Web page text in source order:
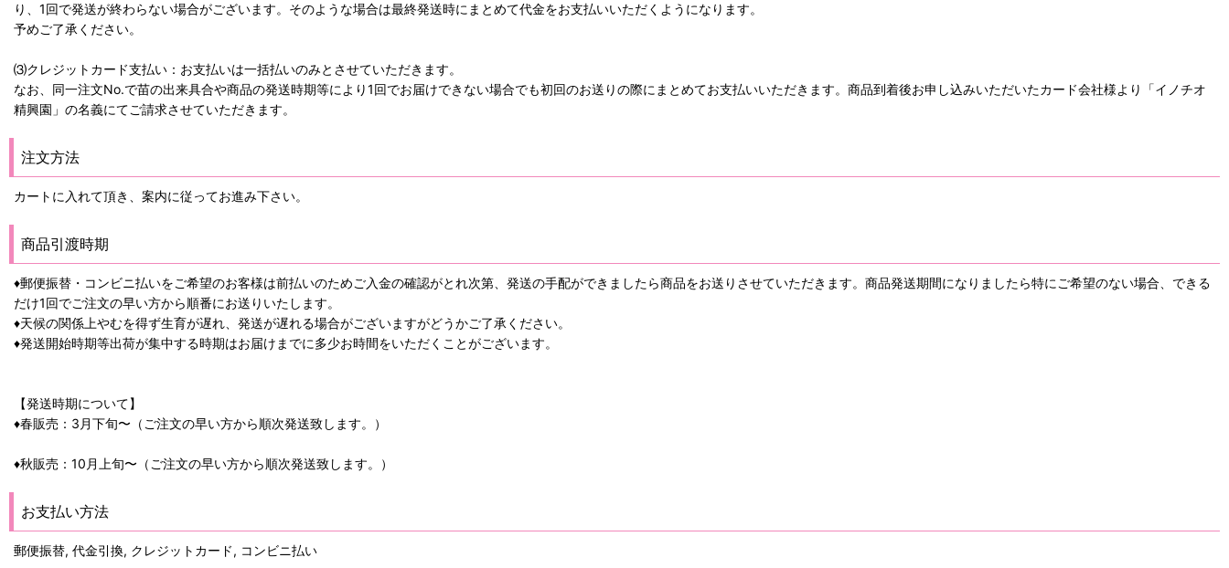
り、1回で発送が終わらない場合がございます。そのような場合は最終発送時にまとめて代金をお支払いいただくようになります。
予めご了承ください。
⑶クレジットカード支払い：お支払いは一括払いのみとさせていただきます。
なお、同一注文No.で苗の出来具合や商品の発送時期等により1回でお届けできない場合でも初回のお送りの際にまとめてお支払いいただきます。商品到着後お申し込みいただいたカード会社様より「イノチオ
精興園」の名義にてご請求させていただきます。
注文方法
カートに入れて頂き、案内に従ってお進み下さい。
商品引渡時期
♦郵便振替・コンビニ払いをご希望のお客様は前払いのためご入金の確認がとれ次第、発送の手配ができましたら商品をお送りさせていただきます。商品発送期間になりましたら特にご希望のない場合、できる
だけ1回でご注文の早い方から順番にお送りいたします。
♦天候の関係上やむを得ず生育が遅れ、発送が遅れる場合がございますがどうかご了承ください。
♦発送開始時期等出荷が集中する時期はお届けまでに多少お時間をいただくことがございます。
【発送時期について】
♦春販売：3月下旬〜（ご注文の早い方から順次発送致します。）
♦秋販売：10月上旬〜（ご注文の早い方から順次発送致します。）
お支払い方法
郵便振替, 代金引換, クレジットカード, コンビニ払い